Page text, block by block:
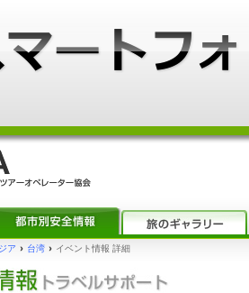
ア › 台湾 › イベント情報 詳細